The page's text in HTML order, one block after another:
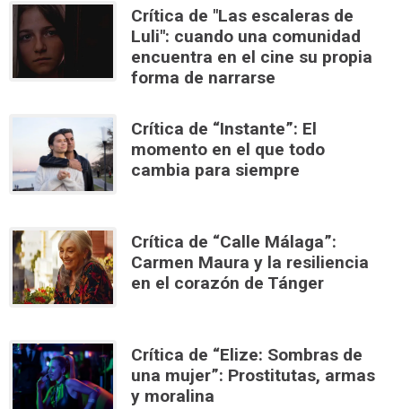
Crítica de "Las escaleras de
Luli": cuando una comunidad
encuentra en el cine su propia
forma de narrarse
Crítica de “Instante”: El
momento en el que todo
cambia para siempre
Crítica de “Calle Málaga”:
Carmen Maura y la resiliencia
en el corazón de Tánger
Crítica de “Elize: Sombras de
una mujer”: Prostitutas, armas
y moralina